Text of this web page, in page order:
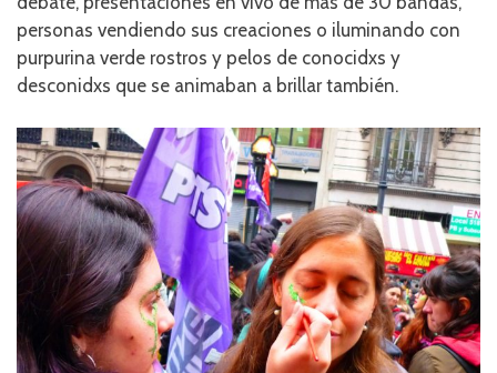
personas vendiendo sus creaciones o iluminando con
purpurina verde rostros y pelos de conocidxs y
desconidxs que se animaban a brillar también.